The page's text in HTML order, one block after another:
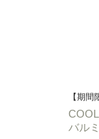
【期
バル